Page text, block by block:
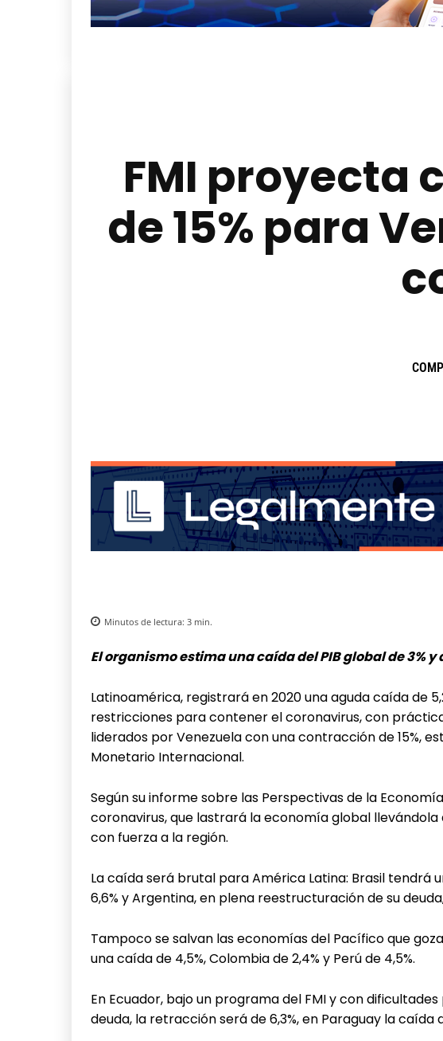
FMI proyecta
de 15% para
Minutos de lectura: 3 min.
El organismo estima una caída del PIB global de 3%
Latinoamérica, registrará en 2020 una aguda caída de
restricciones para contener el coronavirus, con
liderados por Venezuela con una contracción de 15%,
Monetario Internacional.
Según su informe sobre las Perspectivas de la
coronavirus, que lastrará la economía global
con fuerza a la región.
La caída será brutal para América Latina: Brasil tendrá
6,6% y Argentina, en plena reestructuración de su
Tampoco se salvan las economías del Pacífico que
una caída de 4,5%, Colombia de 2,4% y Perú de 4,5%.
En Ecuador, bajo un programa del FMI y con
deuda, la retracción será de 6,3%, en Paraguay la caída